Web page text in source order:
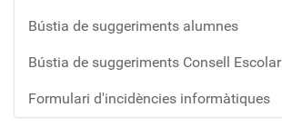
Bústia de suggeriments alumnes
Bústia de suggeriments Consell Escolar
Formulari d'incidències informàtiques